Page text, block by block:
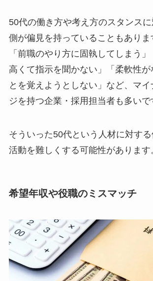
50代の働き方や考え方のスタンス
側が偏見を持っていることもあり
「前職のやり方に固執してしまう
高くて指示を聞かない」「柔軟性が
とを覚えようとしない」など、マ
ジを持つ企業・採用担当者も多いで
そういった50代という人材に対す
活動を難しくする可能性があります
希望年収や役職のミスマッチ